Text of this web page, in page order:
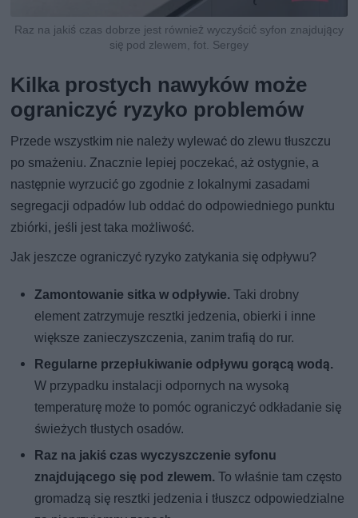
Raz na jakiś czas dobrze jest również wyczyścić syfon znajdujący
się pod zlewem, fot. Sergey
Kilka prostych nawyków może
ograniczyć ryzyko problemów
Przede wszystkim nie należy wylewać do zlewu tłuszczu
po smażeniu. Znacznie lepiej poczekać, aż ostygnie, a
następnie wyrzucić go zgodnie z lokalnymi zasadami
segregacji odpadów lub oddać do odpowiedniego punktu
zbiórki, jeśli jest taka możliwość.
Jak jeszcze ograniczyć ryzyko zatykania się odpływu?
Zamontowanie sitka w odpływie.Taki drobny
element zatrzymuje resztki jedzenia, obierki i inne
większe zanieczyszczenia, zanim trafią do rur.
Regularne przepłukiwanie odpływu gorącą wodą.
W przypadku instalacji odpornych na wysoką
temperaturę może to pomóc ograniczyć odkładanie się
świeżych tłustych osadów.
Raz na jakiś czas wyczyszczenie syfonu
znajdującego się pod zlewem. To właśnie tam często
gromadzą się resztki jedzenia i tłuszcz odpowiedzialne